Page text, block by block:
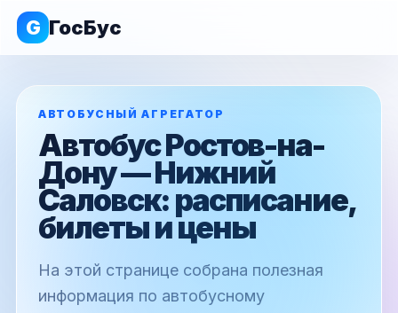
G ГосБус
АВТОБУСНЫЙ АГРЕГАТОР
Автобус Ростов-на-
Дону — Нижний
Саловск: расписание,
билеты и цены
На этой странице собрана полезная
информация по автобусному